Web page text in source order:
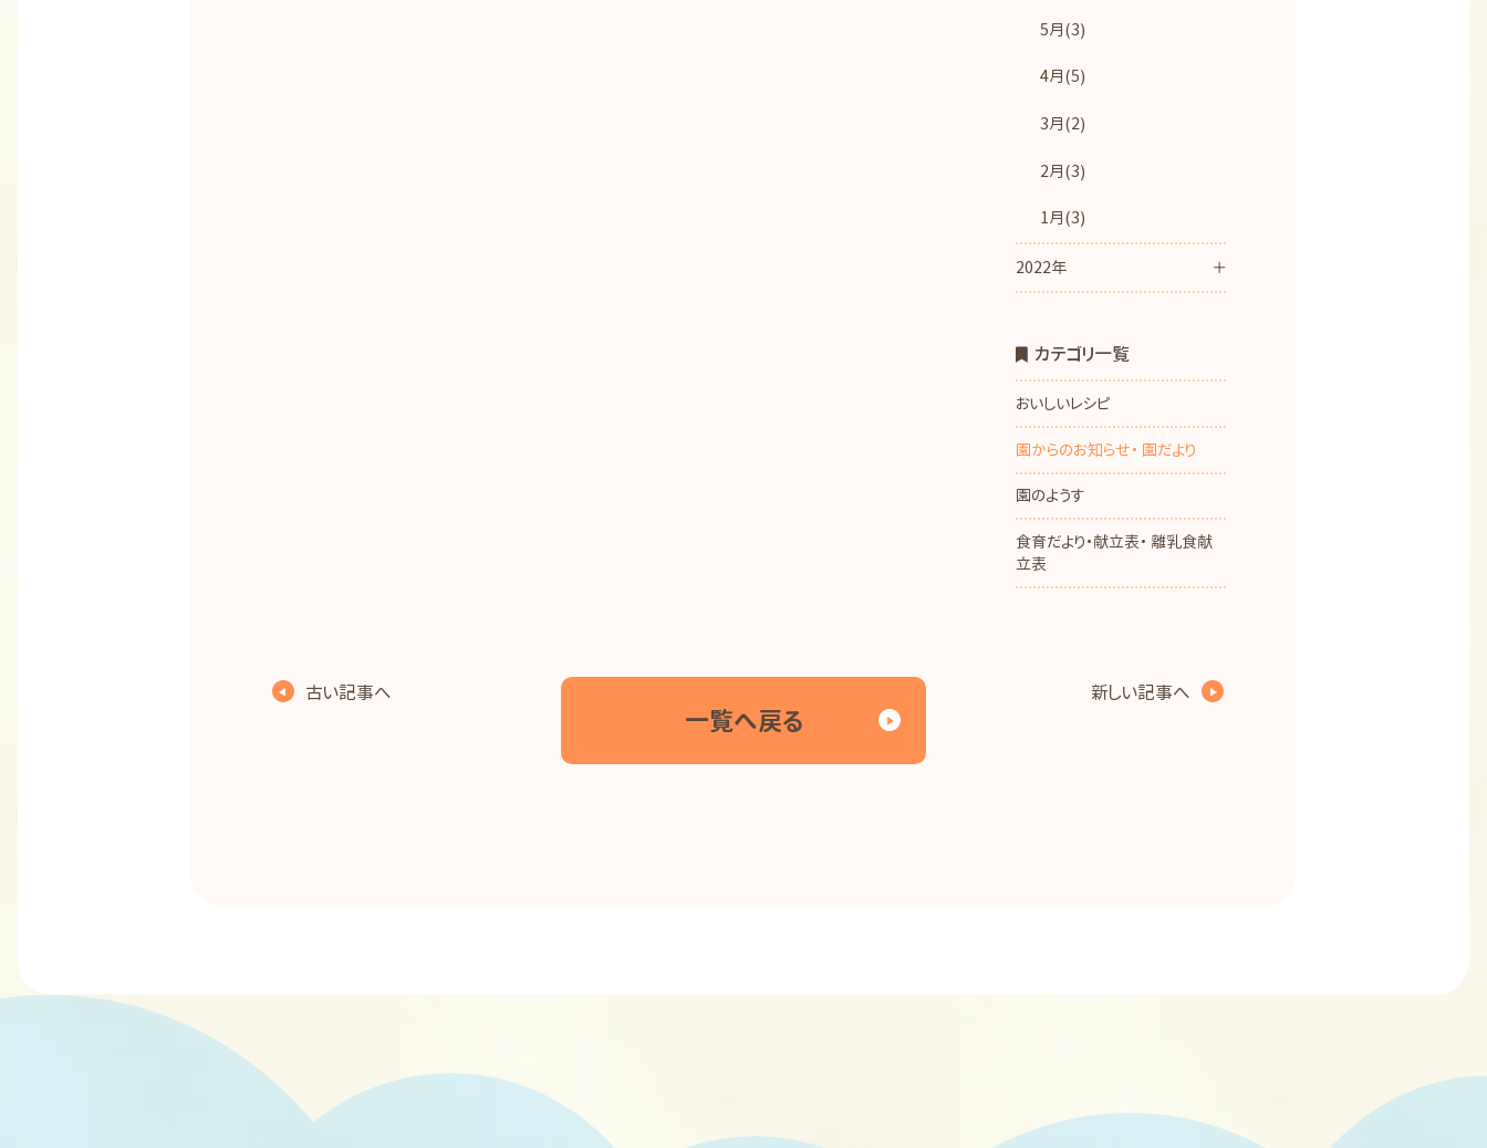
5月(3)
4月(5)
3月(2)
2月(3)
1月(3)
2022年
カテゴリ一覧
おいしいレシピ
園からのお知らせ・ 園だより
園のようす
食育だより・献立表・ 離乳食献
立表
古い記事へ
一覧へ戻る
新しい記事へ